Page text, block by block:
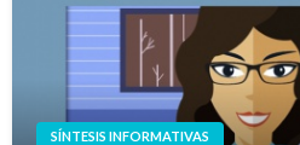
SÍNTESIS INFORMATIVAS